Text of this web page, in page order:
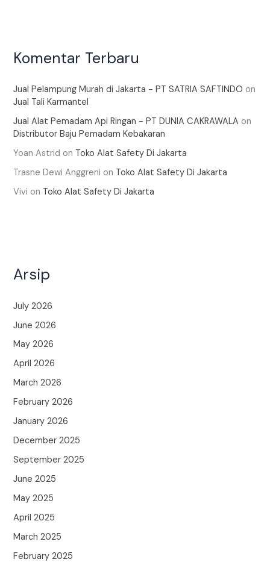
Komentar Terbaru
Jual Pelampung Murah di Jakarta - PT SATRIA SAFTINDO on
Jual Tali Karmantel
Jual Alat Pemadam Api Ringan - PT DUNIA CAKRAWALA on
Distributor Baju Pemadam Kebakaran
Yoan Astrid on Toko Alat Safety Di Jakarta
Trasne Dewi Anggreni on Toko Alat Safety Di Jakarta
Vivi on Toko Alat Safety Di Jakarta
Arsip
July 2026
June 2026
May 2026
April 2026
March 2026
February 2026
January 2026
December 2025
September 2025
June 2025
May 2025
April 2025
March 2025
February 2025